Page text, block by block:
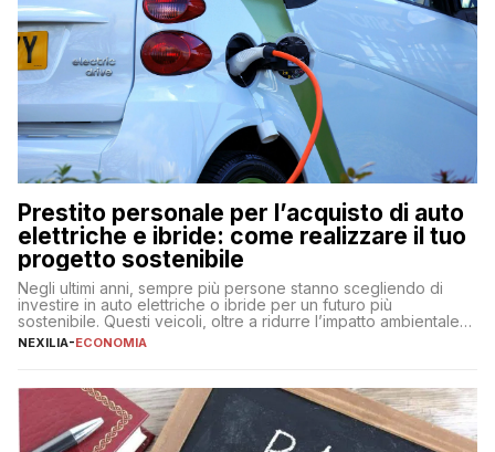
Prestito personale per l’acquisto di auto
elettriche e ibride: come realizzare il tuo
progetto sostenibile
Negli ultimi anni, sempre più persone stanno scegliendo di
investire in auto elettriche o ibride per un futuro più
sostenibile. Questi veicoli, oltre a ridurre l’impatto ambientale,
offrono vantaggi economici a lungo termine, come minori costi
fare se non […]
NEXILIA-ECONOMIA